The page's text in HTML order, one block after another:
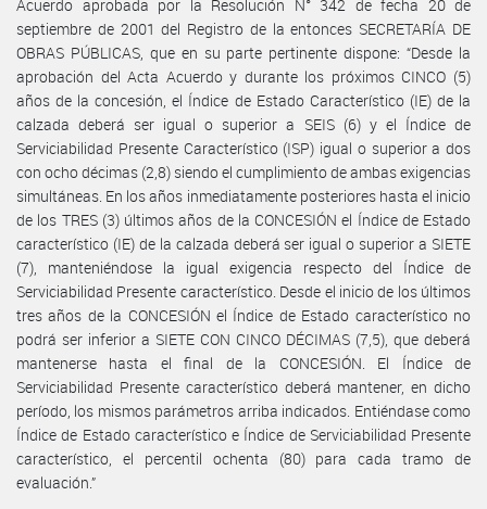
Acuerdo aprobada por la Resolución N° 342 de fecha 20 de
septiembre de 2001 del Registro de la entonces SECRETARÍA DE
OBRAS PÚBLICAS, que en su parte pertinente dispone: “Desde la
aprobación del Acta Acuerdo y durante los próximos CINCO (5)
años de la concesión, el Índice de Estado Característico (IE) de la
calzada deberá ser igual o superior a SEIS (6) y el Índice de
Serviciabilidad Presente Característico (ISP) igual o superior a dos
con ocho décimas (2,8) siendo el cumplimiento de ambas exigencias
simultáneas. En los años inmediatamente posteriores hasta el inicio
de los TRES (3) últimos años de la CONCESIÓN el Índice de Estado
característico (IE) de la calzada deberá ser igual o superior a SIETE
(7), manteniéndose la igual exigencia respecto del Índice de
Serviciabilidad Presente característico. Desde el inicio de los últimos
tres años de la CONCESIÓN el Índice de Estado característico no
podrá ser inferior a SIETE CON CINCO DÉCIMAS (7,5), que deberá
mantenerse hasta el final de la CONCESIÓN. El Índice de
Serviciabilidad Presente característico deberá mantener, en dicho
período, los mismos parámetros arriba indicados. Entiéndase como
Índice de Estado característico e Índice de Serviciabilidad Presente
característico, el percentil ochenta (80) para cada tramo de
evaluación.”